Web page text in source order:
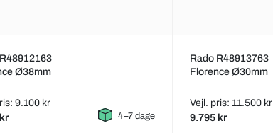
Ø38mm
9.100 kr
4–7 dage
Rado R48913763
Florence Ø30mm
Vejl. pris: 11.500 kr
9.795 kr